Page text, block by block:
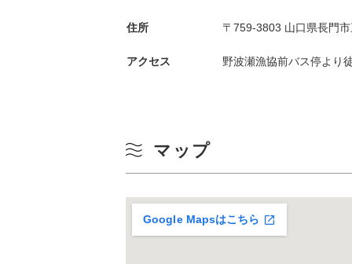
住所 〒759-3803 山口県長門
アクセス 野波瀬漁協前バス停より
マップ
Google Mapsはこちら